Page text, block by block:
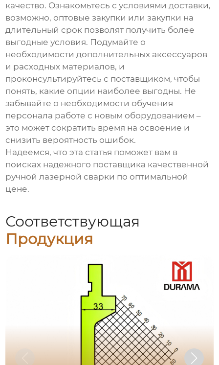
качество. Ознакомьтесь с условиями доставки,
возможно, оптовые закупки или закупки на
длительный срок позволят получить более
выгодные условия. Подумайте о
необходимости дополнительных аксессуаров
и расходных материалов, и
проконсультируйтесь с поставщиком, чтобы
понять, какие опции наиболее выгодны. Не
забывайте о необходимости обучения
персонала работе с новым оборудованием –
это может сократить время на освоение и
снизить вероятность ошибок.
Надеемся, что эта статья поможет вам в
поисках надежного поставщика качественной
ручной лазерной сварки по оптимальной
цене.
Соответствующая
Продукция